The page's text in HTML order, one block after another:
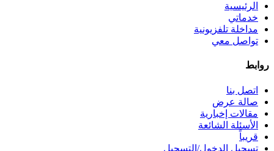
الرئيسية
خدماتي
مداخلة تلفزيونية
تواصل معي
روابط
اتصل بنا
صالة عرض
مقالات إخبارية
الأسئلة الشائعة
قريباً
تسجيل الدخول/التسجيل